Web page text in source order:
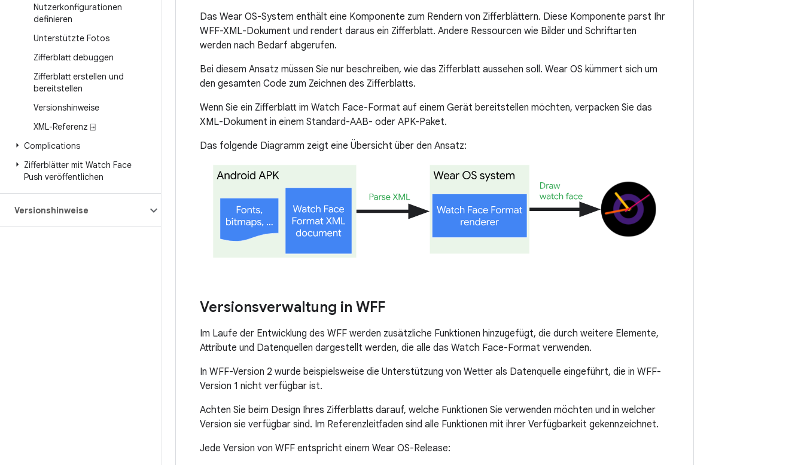
Nutzerkonfigurationen
definieren
Unterstützte Fotos
Zifferblatt debuggen
Zifferblatt erstellen und
bereitstellen
Versionshinweise
XML-Referenz ⍈
Complications
Zifferblätter mit Watch Face
Push veröffentlichen
Versionshinweise
Das Wear OS-System enthält eine Komponente zum Rendern von Zifferblättern. Diese Komponente parst Ihr
WFF-XML-Dokument und rendert daraus ein Zifferblatt. Andere Ressourcen wie Bilder und Schriftarten
werden nach Bedarf abgerufen.
Bei diesem Ansatz müssen Sie nur beschreiben, wie das Zifferblatt aussehen soll. Wear OS kümmert sich um
den gesamten Code zum Zeichnen des Zifferblatts.
Wenn Sie ein Zifferblatt im Watch Face-Format auf einem Gerät bereitstellen möchten, verpacken Sie das
XML-Dokument in einem Standard-AAB- oder APK-Paket.
Das folgende Diagramm zeigt eine Übersicht über den Ansatz:
Versionsverwaltung in WFF
Im Laufe der Entwicklung des WFF werden zusätzliche Funktionen hinzugefügt, die durch weitere Elemente,
Attribute und Datenquellen dargestellt werden, die alle das Watch Face-Format verwenden.
In WFF-Version 2 wurde beispielsweise die Unterstützung von Wetter als Datenquelle eingeführt, die in WFF-
Version 1 nicht verfügbar ist.
Achten Sie beim Design Ihres Zifferblatts darauf, welche Funktionen Sie verwenden möchten und in welcher
Version sie verfügbar sind. Im Referenzleitfaden sind alle Funktionen mit ihrer Verfügbarkeit gekennzeichnet.
Jede Version von WFF entspricht einem Wear OS-Release: